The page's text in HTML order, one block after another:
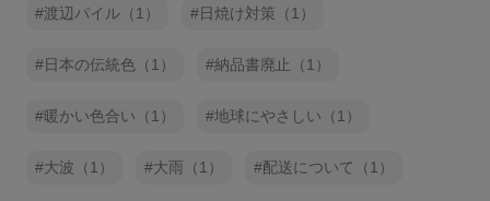
渡辺パイル（1） 日焼け対策（1）
日本の伝統色（1） 納品書廃止（1）
暖かい色合い（1） 地球にやさしい（1）
大波（1） 大雨（1） 配送について（1）